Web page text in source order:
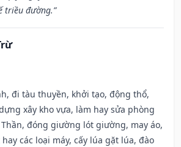
triều đường.”
đi tàu thuyền, khởi tạo, động thổ,
xây kho vựa, làm hay sửa phòng
đóng giường lót giường, may áo,
các loại máy, cấy lúa gặt lúa, đào